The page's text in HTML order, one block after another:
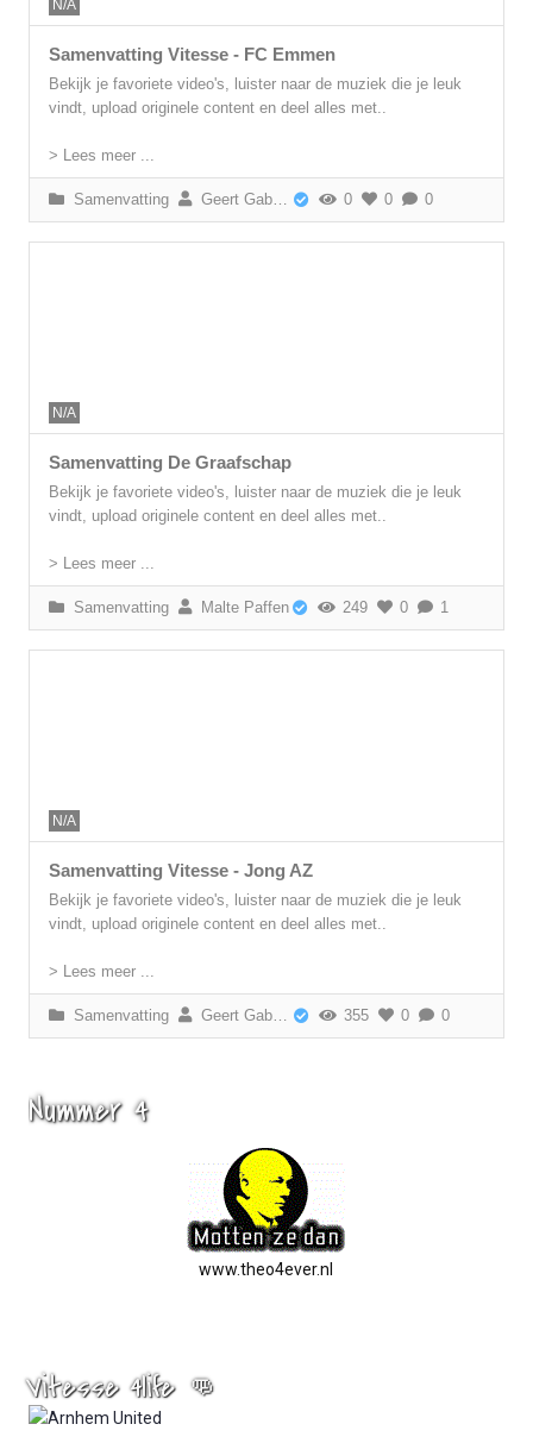
N/A
Samenvatting Vitesse - FC Emmen
Bekijk je favoriete video's, luister naar de muziek die je leuk
vindt, upload originele content en deel alles met..
> Lees meer ...
Samenvatting Geert Gabriëls 0 0 0
N/A
Samenvatting De Graafschap
Bekijk je favoriete video's, luister naar de muziek die je leuk
vindt, upload originele content en deel alles met..
> Lees meer ...
Samenvatting Malte Paffen 249 0 1
N/A
Samenvatting Vitesse - Jong AZ
Bekijk je favoriete video's, luister naar de muziek die je leuk
vindt, upload originele content en deel alles met..
> Lees meer ...
Samenvatting Geert Gabriëls 355 0 0
Nummer 4
www.theo4ever.nl
Vitesse 4life 👊